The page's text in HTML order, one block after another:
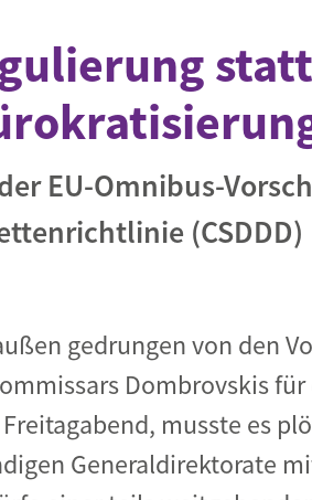
statt
EU-Omnibus-
(CSDDD)
gedrungen von den
Dombrovskis
musste es
Generaldirektorate